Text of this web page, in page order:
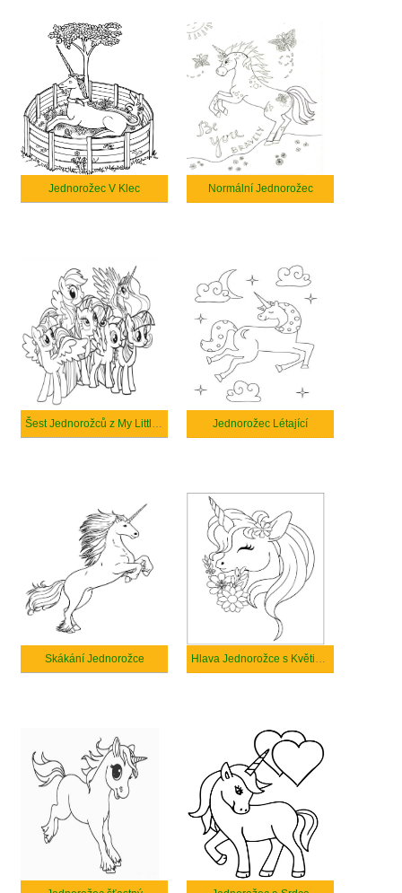
Jednorožec V Klec Normální Jednorožec
Šest Jednorožců z My Little Pony Jednorožec Létající
Skákání Jednorožce Hlava Jednorožce s Květinou